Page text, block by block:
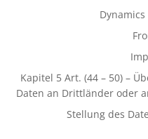
Kapitel 5 Art. (44 – 50) –
Daten an Drittländer oder
Stellung des